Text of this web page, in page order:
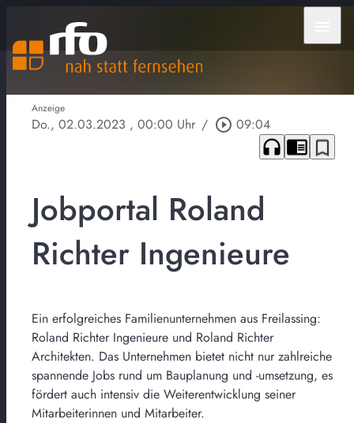
Anzeige
Do., 02.03.2023 , 00:00 Uhr / play_circle_outline 09:04
headphones chrome_reader_mode bookmark_border
Jobportal Roland
Richter Ingenieure
Ein erfolgreiches Familienunternehmen aus Freilassing:
Roland Richter Ingenieure und Roland Richter
Architekten. Das Unternehmen bietet nicht nur zahlreiche
spannende Jobs rund um Bauplanung und -umsetzung, es
fördert auch intensiv die Weiterentwicklung seiner
Mitarbeiterinnen und Mitarbeiter.